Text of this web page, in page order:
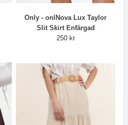
Only - onlNova Lux Taylor
Slit Skirt Enfärgad
250 kr